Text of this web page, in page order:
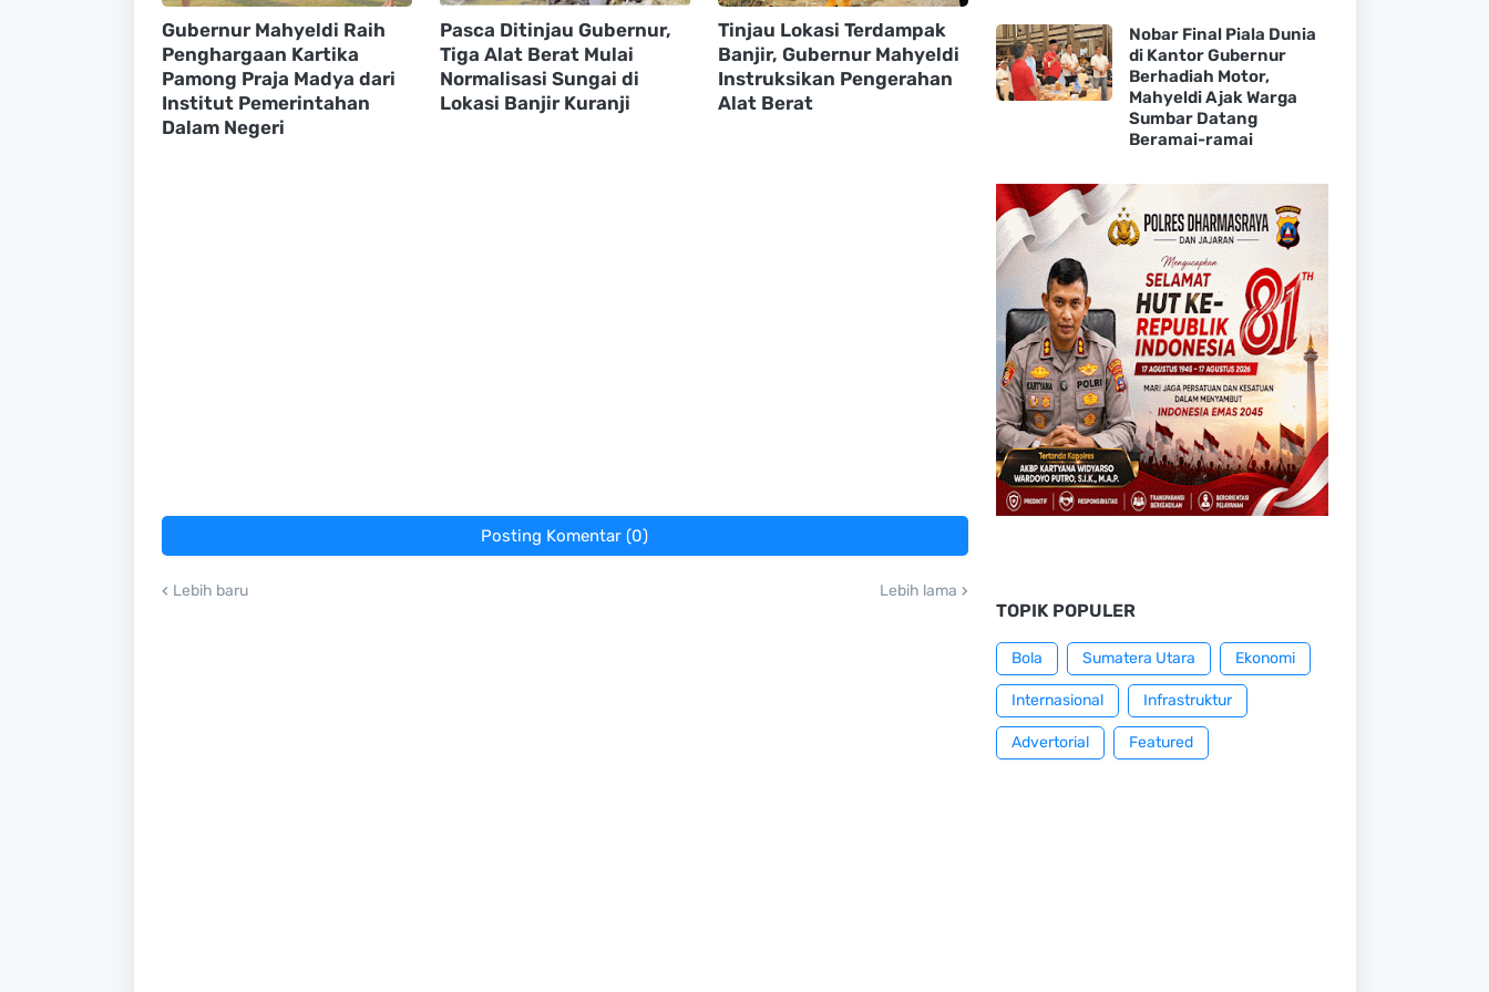
Gubernur Mahyeldi Raih
Penghargaan Kartika
Pamong Praja Madya dari
Institut Pemerintahan
Dalam Negeri
Pasca Ditinjau Gubernur,
Tiga Alat Berat Mulai
Normalisasi Sungai di
Lokasi Banjir Kuranji
Tinjau Lokasi Terdampak
Banjir, Gubernur Mahyeldi
Instruksikan Pengerahan
Alat Berat
Posting Komentar (0)
Lebih baru Lebih lama
Nobar Final Piala Dunia
di Kantor Gubernur
Berhadiah Motor,
Mahyeldi Ajak Warga
Sumbar Datang
Beramai-ramai
TOPIK POPULER
Bola Sumatera Utara Ekonomi
Internasional Infrastruktur
Advertorial Featured